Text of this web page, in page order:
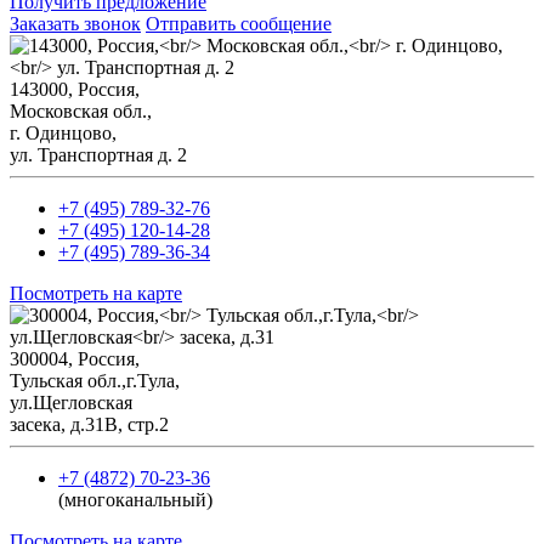
Заказать звонок Отправить сообщение
143000, Россия,
Mосковская обл.,
г. Одинцово,
ул. Транспортная д. 2
+7 (495) 789-32-76
+7 (495) 120-14-28
+7 (495) 789-36-34
Посмотреть на карте
300004, Россия,
Тульская обл.,г.Тула,
ул.Щегловская
засека, д.31В, стр.2
+7 (4872) 70-23-36
(многоканальный)